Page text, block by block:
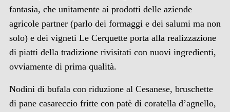
fantasia, che unitamente ai prodotti delle aziende
agricole partner (parlo dei formaggi e dei salumi ma non
solo) e dei vigneti Le Cerquette porta alla realizzazione
di piatti della tradizione rivisitati con nuovi ingredienti,
ovviamente di prima qualità.
Nodini di bufala con riduzione al Cesanese, bruschette
di pane casareccio fritte con patè di coratella d’agnello,